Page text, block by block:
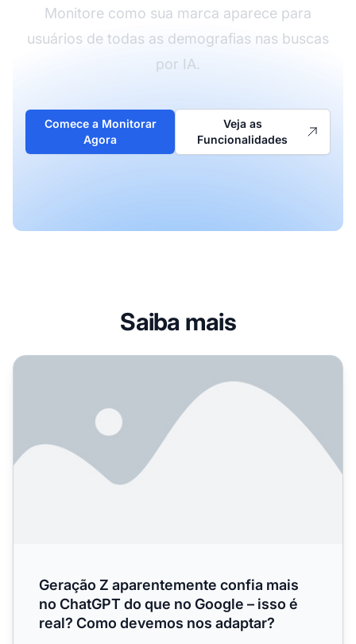
Monitore como sua marca aparece para
usuários de todas as demografias nas buscas
por IA.
Comece a Monitorar
Agora
Veja as
Funcionalidades
Saiba mais
Geração Z aparentemente confia mais no ChatGPT do
Geração Z aparentemente confia mais
no ChatGPT do que no Google – isso é
real? Como devemos nos adaptar?